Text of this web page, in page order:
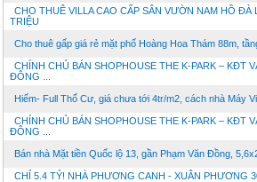
CHO THUÊ VILLA CAO CẤP SÂN VƯỜN NAM HỒ ĐÀ
TRIỆU
Cho thuê gấp giá rẻ mặt phố Hoàng Hoa Thám 88m,
CHÍNH CHỦ BÁN SHOPHOUSE THE K-PARK – KĐT
ĐÔNG ...
Hiếm- Full Thổ Cư, giá chưa tới 4tr/m2, cách nhà Máy
CHÍNH CHỦ BÁN SHOPHOUSE THE K-PARK – KĐT
ĐÔNG ...
Bán nhà Mặt tiền Quốc lộ 13, gần Phạm Văn Đồng,
CHỈ 5.4 TỶ! NHÀ PHƯƠNG CANH - XUÂN PHƯƠNG